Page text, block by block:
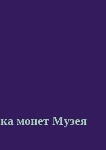
монет Музея